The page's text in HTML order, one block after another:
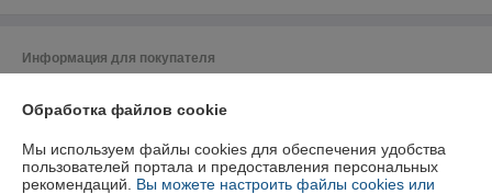
Информация для покупателя
Минск , ул. Стариновская д.23-6
Регистрационный номер ЕГР: 100844098
УНП: 100844098
Обработка файлов cookie
Мы используем файлы cookies для обеспечения удобства
пользователей портала и предоставления персональных
рекомендаций. Вы можете настроить файлы cookies или